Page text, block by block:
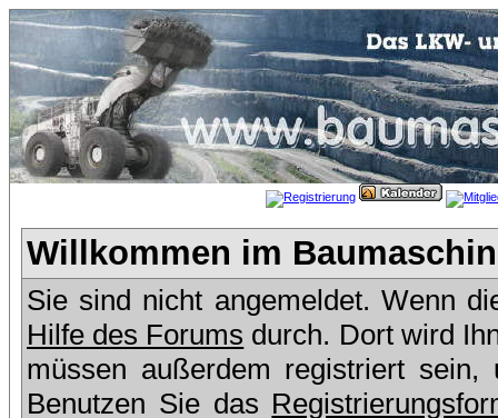
Willkommen im
Sie sind nicht angemeldet. Wenn
Hilfe des Forums durch. Dort wird
müssen außerdem registriert
Benutzen Sie das